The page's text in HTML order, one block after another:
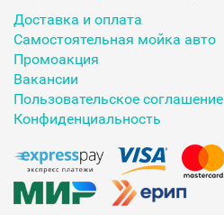
Доставка и оплата
Самостоятельная мойка авто
Промоакция
Вакансии
Пользовательское соглашение
Конфиденциальность